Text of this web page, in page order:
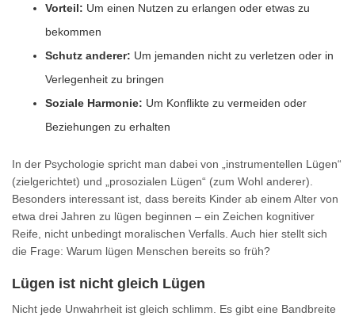
Vorteil: Um einen Nutzen zu erlangen oder etwas zu
bekommen
Schutz anderer: Um jemanden nicht zu verletzen oder in
Verlegenheit zu bringen
Soziale Harmonie: Um Konflikte zu vermeiden oder
Beziehungen zu erhalten
In der Psychologie spricht man dabei von „instrumentellen Lügen“
(zielgerichtet) und „prosozialen Lügen“ (zum Wohl anderer).
Besonders interessant ist, dass bereits Kinder ab einem Alter von
etwa drei Jahren zu lügen beginnen – ein Zeichen kognitiver
Reife, nicht unbedingt moralischen Verfalls. Auch hier stellt sich
die Frage: Warum lügen Menschen bereits so früh?
Lügen ist nicht gleich Lügen
Nicht jede Unwahrheit ist gleich schlimm. Es gibt eine Bandbreite